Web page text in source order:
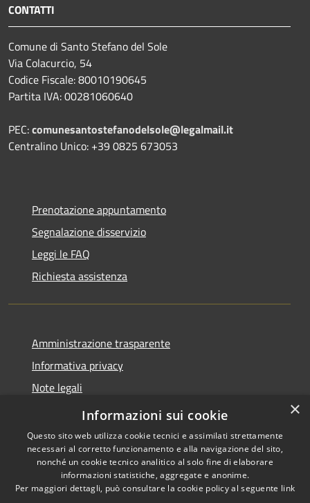
CONTATTI
Comune di Santo Stefano del Sole
Via Colacurcio, 54
Codice Fiscale: 80010190645
Partita IVA: 00281060640
PEC:comunesantostefanodelsole@legalmail.it
Centralino Unico: +39 0825 673053
Prenotazione appuntamento
Segnalazione disservizio
Leggi le FAQ
Richiesta assistenza
Amministrazione trasparente
Informativa privacy
Note legali
Dichiarazione di accessibilità
Accessibilità
Copyright © 2026 • Comune di
Santo Stefano del Sole •
×
Informazioni sui cookie
Questo sito web utilizza cookie tecnici e assimilati strettamente
necessari al corretto funzionamento e alla navigazione del sito,
nonché un cookie tecnico analitico al solo fine di elaborare
informazioni statistiche, aggregate e anonime.
Per maggiori dettagli, può consultare la cookie policy al seguente link